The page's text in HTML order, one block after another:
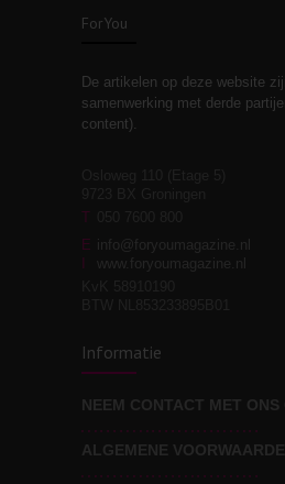
relaties
moeite!
Wat voor
zijn?
ForYou
De artikelen op deze website
samenwerking met derde
content).
T
E info@foryoumagazine.nl
www.foryoumagazine.nl
Informatie
NEEM CONTACT MET ONS
ALGEMENE